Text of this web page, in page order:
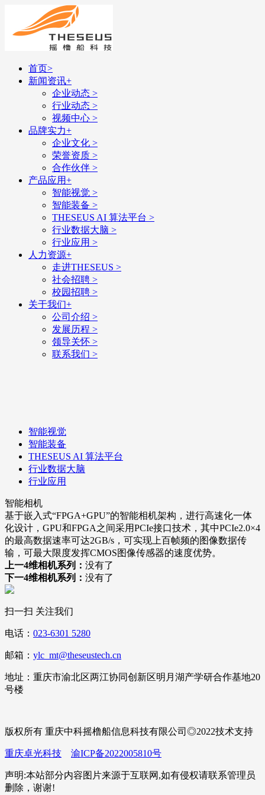
首页>
新闻资讯+
企业动态 >
行业动态 >
视频中心 >
品牌实力+
企业文化 >
荣誉资质 >
合作伙伴 >
产品应用+
智能视觉 >
智能装备 >
THESEUS AI 算法平台 >
行业数据大脑 >
行业应用 >
人力资源+
走进THESEUS >
社会招聘 >
校园招聘 >
关于我们+
公司介绍 >
发展历程 >
领导关怀 >
联系我们 >
智能视觉
智能装备
THESEUS AI 算法平台
行业数据大脑
行业应用
智能相机
基于嵌入式“FPGA+GPU”的智能相机架构，进行高速化一体
化设计，GPU和FPGA之间采用PCIe接口技术，其中PCIe2.0×4
的最高数据速率可达2GB/s，可实现上百帧频的图像数据传
输，可最大限度发挥CMOS图像传感器的速度优势。
上一4维相机系列： 没有了
下一4维相机系列： 没有了
扫一扫 关注我们
电话： 023-6301 5280
邮箱： ylc_mt@theseustech.cn
地址：重庆市渝北区两江协同创新区明月湖产学研合作基地20
号楼
版权所有 重庆中科摇橹船信息科技有限公司◎2022技术支持
重庆卓光科技 渝ICP备2022005810号
声明:本站部分内容图片来源于互联网,如有侵权请联系管理员
删除，谢谢!